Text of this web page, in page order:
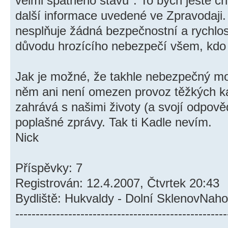
další informace uvedené ve
nesplňuje žádná bezpečnostní a
důvodu hrozícího nebezpečí všem,
Jak je možné, že takhle nebezpečný
něm ani není omezen provoz těžkých
zahrává s našimi životy (a svojí
poplašné zprávy. Tak ti Kadle nevím.
Nick
Příspěvky: 7
Registrován: 12.4.2007, Čtvrtek 20:43
Bydliště: Hukvaldy - Dolní